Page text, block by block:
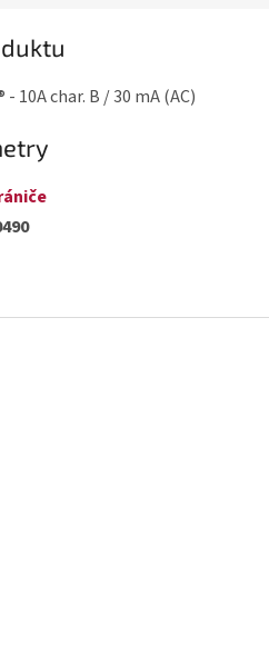
- 10A char. B / 30 mA (AC)